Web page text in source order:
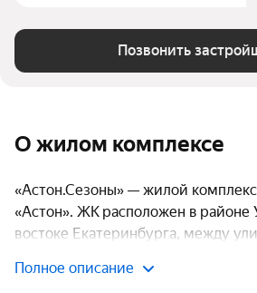
Позвонить
О жилом комплексе
«Астон.Сезоны» — жилой
«Астон». ЖК расположен в районе
востоке Екатеринбурга, между
собственная набережная,
Полное описание